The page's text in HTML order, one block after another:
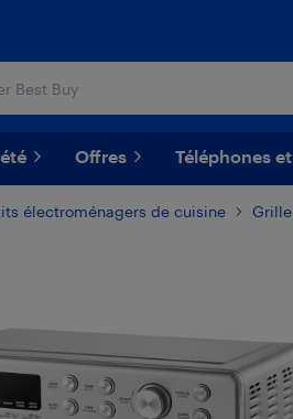
Offres Téléphones
électroménagers de cuisine